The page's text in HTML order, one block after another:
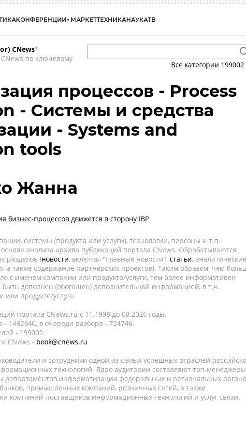
КОНФЕРЕНЦИИ МАРКЕТТЕХНИКАНАУКАТВ
CNews*
по ключевому
Все категории 199002
процессов - Process
- Системы и средства
- Systems and
tools
Жанна
бизнес-процессов движется в сторону IBP
системы (продукта или услуги), технологии, персоны и т.п.
анализа архива публикаций портала CNews. Обрабатываются
разделов (новости, включая "Главные новости", статьи, аналитические
а также содержание партнёрских проектов). Таким образом, чем
с именем компании или продукта/услуги, тем более информативен
дополнен (обогащен) дополнительной информацией, в т.ч.
продукте/услуге.
портала CNews.ru c 11.1998 до 08.2026 годы.
1462640, в очереди разбора - 724746.
- 199002.
CNews - book@cnews.ru
и сотрудники одной из самых успешных отраслей
технологий. Ядро аудитории составляют топ-
департаментов информатизации федеральных и региональных
банков, промышленных компаний, розничных сетей, а также
компаний-поставщиков информационных технологий и услуг связи.